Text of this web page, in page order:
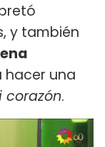
y también
hacer una
corazón.